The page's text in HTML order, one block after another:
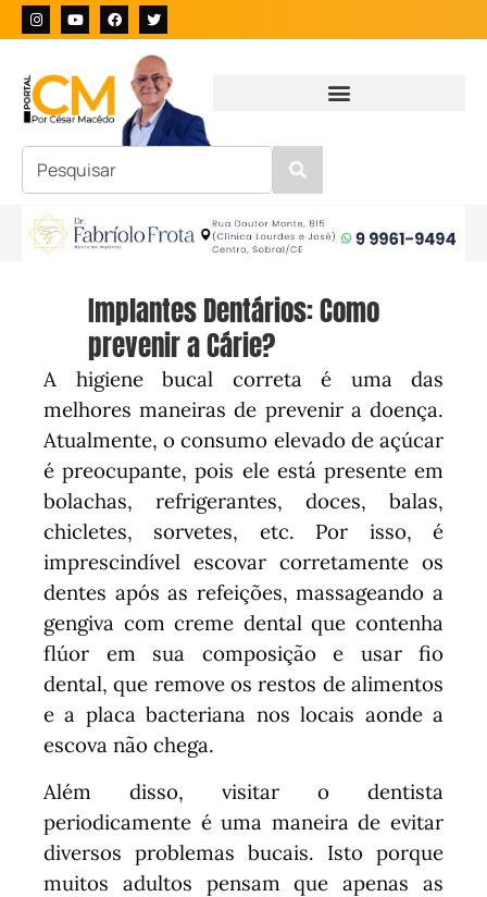
Implantes Dentários: Como
prevenir a Cárie?
A higiene bucal correta é uma das
melhores maneiras de prevenir a doença.
Atualmente, o consumo elevado de açúcar
é preocupante, pois ele está presente em
bolachas, refrigerantes, doces, balas,
chicletes, sorvetes, etc. Por isso, é
imprescindível escovar corretamente os
dentes após as refeições, massageando a
gengiva com creme dental que contenha
flúor em sua composição e usar fio
dental, que remove os restos de alimentos
e a placa bacteriana nos locais aonde a
escova não chega.
Além disso, visitar o dentista
periodicamente é uma maneira de evitar
diversos problemas bucais. Isto porque
muitos adultos pensam que apenas as